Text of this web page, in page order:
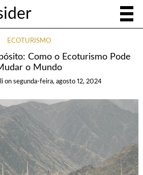
ECOTURISMO
Como o Ecoturismo Pode
o Mundo
on segunda-feira, agosto 12, 2024